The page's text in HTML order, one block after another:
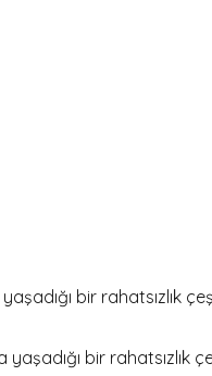
bir rahatsızlık
bir rahatsızlık